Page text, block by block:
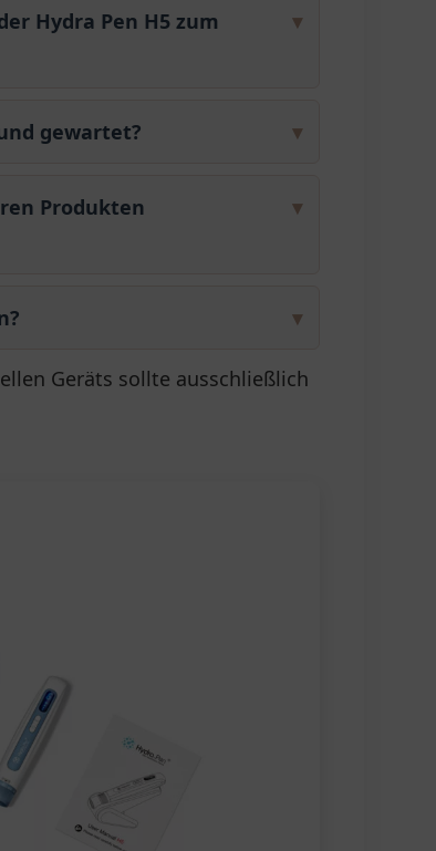
▾
Hydra Pen H5 zum
▾
gewartet?
▾
Produkten
▾
Geräts sollte ausschließlich